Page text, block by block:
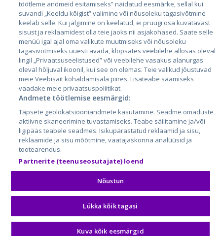
Leedu
City24.lv
City24.ee
GetaPro.lv
GetaPro.ee
Skelbiu.lt
Autoplius.lt
Aruodas.lt
CVbankas.lt
Kainos.lt
Paslaugos.lt
auto24.ee
Osta.ee
KuldneBörs.ee
töötleme andmeid esitamiseks” näidatud eesmärke, sellal kui
suvandi „Keeldu kõigist” valimine või nõusoleku tagasivõtmine
keelab selle. Kui jälgimine on keelatud, ei pruugi osa kuvatavast
sisust ja reklaamidest olla teie jaoks nii asjakohased. Saate selle
menüü igal ajal oma valikute muutmiseks või nõusoleku
tagasivõtmiseks uuesti avada, klõpsates veebilehe allosas oleval
lingil „Privaatsuseelistused” või veebilehe vasakus alanurgas
oleval hõljuval ikoonil, kui see on olemas. Teie valikud jõustuvad
meie Veebisait kohaldamisala piires. Lisateabe saamiseks
vaadake meie privaatsuspoliitikat.
Andmete töötlemise eesmärgid:
Täpsete geolokatsiooniandmete kasutamine. Seadme omaduste
aktiivne skaneerimine tuvastamiseks. Teabe säilitamine ja/või
ligipääs teabele seadmes. Isikupärastatud reklaamid ja sisu,
reklaamide ja sisu mõõtmine, vaatajaskonna analüüsid ja
tootearendus.
Partnerite (teenuseosutajate) loend
Nõustun
Lükka kõik tagasi
Kuva kõik eesmärgid